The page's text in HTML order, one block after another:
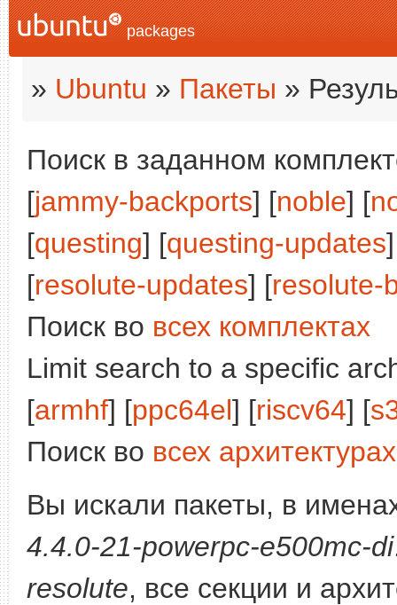
packages
» Ubuntu » Пакеты »
Поиск в заданном
[jammy-backports] [noble] [
[questing] [questing-updates
[resolute-updates] [resolute-
Поиск во всех комплектах
Limit search to a specific
[armhf] [ppc64el] [riscv64] [
Поиск во всех архитектурах
Вы искали пакеты, в
4.4.0-21-powerpc-e500mc-di
resolute, все секции и